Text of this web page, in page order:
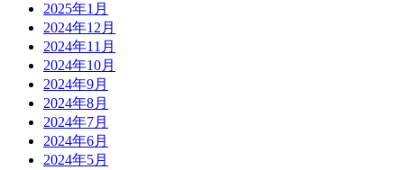
2025年1月
2024年12月
2024年11月
2024年10月
2024年9月
2024年8月
2024年7月
2024年6月
2024年5月